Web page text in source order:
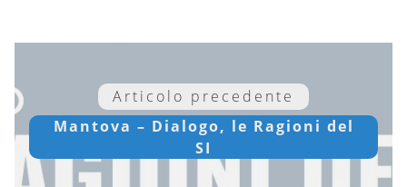
Articolo precedente
Mantova – Dialogo, le Ragioni del
SI